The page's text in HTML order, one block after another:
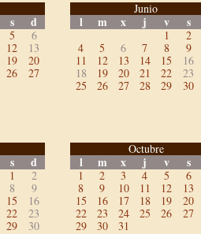
s d
5
6
12
13
19
20
26
27
Junio
l m x j v s
1
2
4
5 6 7 8
9
11
12 13 14 15
16
18
19 20 21 22
23
25
26 27 28 29 30
s d
1
2
8
9
15
16
22
23
29 30
Octubre
l m x j v s
1 2 3 4 5
6
8
9 10 11 12
13
15
16 17 18 19
20
22
23 24 25 26
27
29
30 31